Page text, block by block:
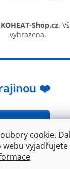
cookie.
vyjadřujete
Shop.cz.
vyhrazena.
❤️